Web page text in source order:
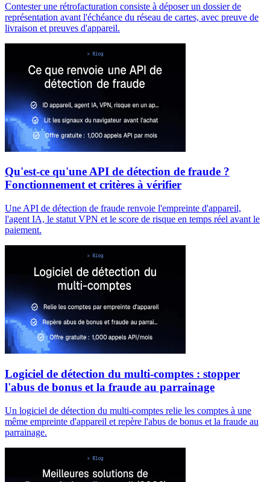
Contester une rétrofacturation consiste à déposer un dossier de
représentation avant l'échéance du réseau de cartes, avec preuve de
livraison et preuves d'appareil.
Qu'est-ce qu'une API de détection de fraude ?
Fonctionnement et critères à vérifier
Une API de détection de fraude renvoie l'empreinte d'appareil,
l'agent IA, le statut VPN et le score de risque en temps réel avant le
paiement.
Logiciel de détection du multi-comptes : stopper
l'abus de bonus et la fraude au parrainage
Un logiciel de détection du multi-comptes relie les comptes à une
même empreinte d'appareil et repère l'abus de bonus et la fraude au
parrainage.